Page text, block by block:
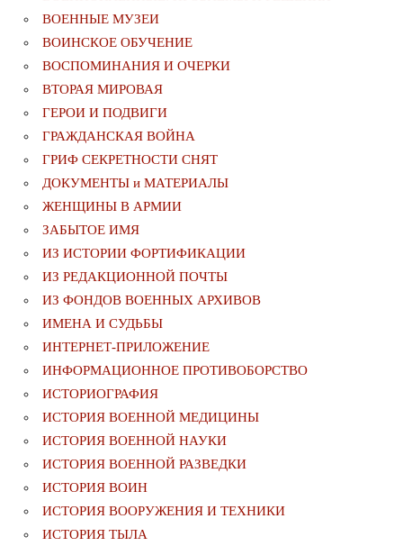
ВОЕННЫЕ МУЗЕИ
ВОИНСКОЕ ОБУЧЕНИЕ
ВОСПОМИНАНИЯ И ОЧЕРКИ
ВТОРАЯ МИРОВАЯ
ГЕРОИ И ПОДВИГИ
ГРАЖДАНСКАЯ ВОЙНА
ГРИФ СЕКРЕТНОСТИ СНЯТ
ДОКУМЕНТЫ и МАТЕРИАЛЫ
ЖЕНЩИНЫ В АРМИИ
ЗАБЫТОЕ ИМЯ
ИЗ ИСТОРИИ ФОРТИФИКАЦИИ
ИЗ РЕДАКЦИОННОЙ ПОЧТЫ
ИЗ ФОНДОВ ВОЕННЫХ АРХИВОВ
ИМЕНА И СУДЬБЫ
ИНТЕРНЕТ-ПРИЛОЖЕНИЕ
ИНФОРМАЦИОННОЕ ПРОТИВОБОРСТВО
ИСТОРИОГРАФИЯ
ИСТОРИЯ ВОЕННОЙ МЕДИЦИНЫ
ИСТОРИЯ ВОЕННОЙ НАУКИ
ИСТОРИЯ ВОЕННОЙ РАЗВЕДКИ
ИСТОРИЯ ВОИН
ИСТОРИЯ ВООРУЖЕНИЯ И ТЕХНИКИ
ИСТОРИЯ ТЫЛА